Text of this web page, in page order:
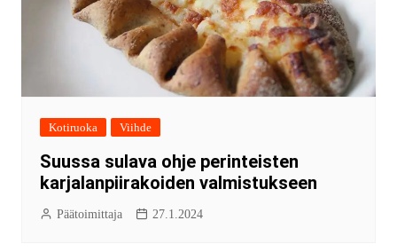
Kotiruoka Viihde
Suussa sulava ohje perinteisten
karjalanpiirakoiden valmistukseen
Päätoimittaja 27.1.2024